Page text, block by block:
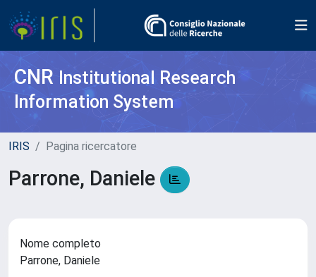
CNR Institutional Research
Information System
IRIS Pagina ricercatore
Parrone, Daniele
Nome completo
Parrone, Daniele